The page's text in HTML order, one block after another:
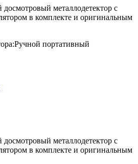
металлодетектор с
в комплекте и оригинальным
Ручной портативный
металлодетектор с
в комплекте и оригинальным